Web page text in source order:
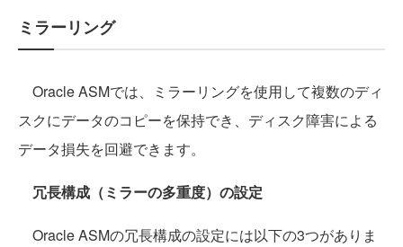
ミラーリング
Oracle ASMでは、ミラーリングを使用して複数のディ
スクにデータのコピーを保持でき、ディスク障害による
データ損失を回避できます。
冗長構成（ミラーの多重度）の設定
Oracle ASMの冗長構成の設定には以下の3つがありま